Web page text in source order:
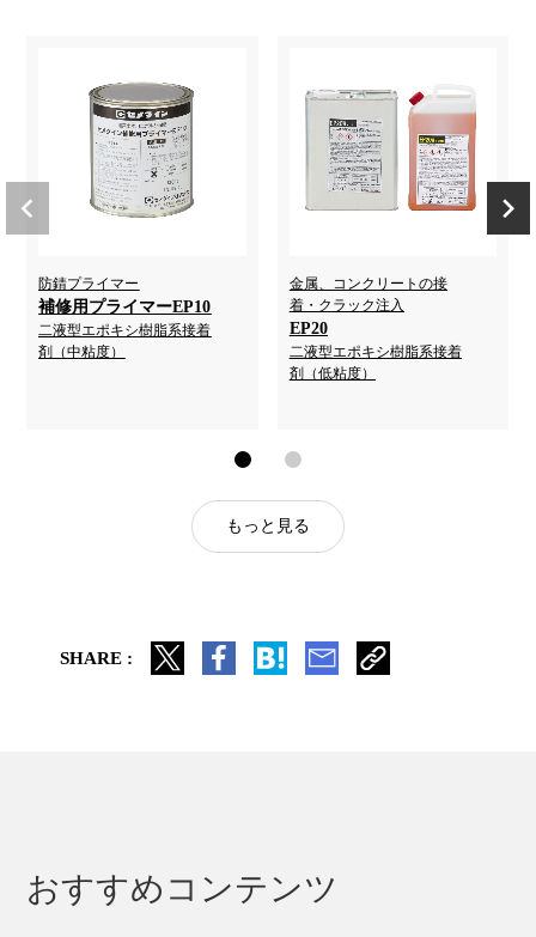
防錆プライマー
補修用プライマーEP10
二液型エポキシ樹脂系接着
剤（中粘度）
金属、コンクリートの接
着・クラック注入
EP20
二液型エポキシ樹脂系接着
剤（低粘度）
もっと見る
SHARE :
おすすめコンテンツ